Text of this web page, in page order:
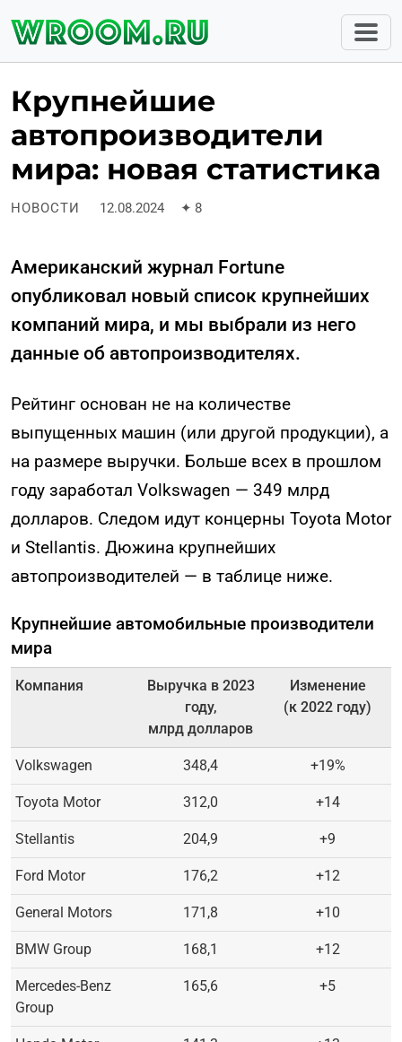
Крупнейшие
автопроизводители
мира: новая статистика
НОВОСТИ 12.08.2024 ✦ 8
Американский журнал Fortune
опубликовал новый список крупнейших
компаний мира, и мы выбрали из него
данные об автопроизводителях.
Рейтинг основан не на количестве
выпущенных машин (или другой продукции), а
на размере выручки. Больше всех в прошлом
году заработал Volkswagen — 349 млрд
долларов. Следом идут концерны Toyota Motor
и Stellantis. Дюжина крупнейших
автопроизводителей — в таблице ниже.
Крупнейшие автомобильные производители
мира
Компания
Выручка в 2023
году,
млрд долларов
Изменение
(к 2022 году)
Volkswagen 348,4 +19%
Toyota Motor 312,0 +14
Stellantis 204,9 +9
Ford Motor 176,2 +12
General Motors 171,8 +10
BMW Group 168,1 +12
Mercedes-Benz
Group
165,6 +5